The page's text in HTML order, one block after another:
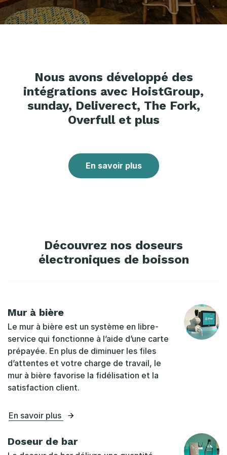
Nous avons développé des
intégrations avec HoistGroup,
sunday, Deliverect, The Fork,
Overfull et plus
En savoir plus
Découvrez nos doseurs
électroniques de boisson
Mur à bière
Le mur à bière est un système en libre-
service qui fonctionne à l’aide d’une carte
prépayée. En plus de diminuer les files
d’attentes et votre charge de travail, le
mur à bière favorise la fidélisation et la
satisfaction client.
En savoir plus
Doseur de bar